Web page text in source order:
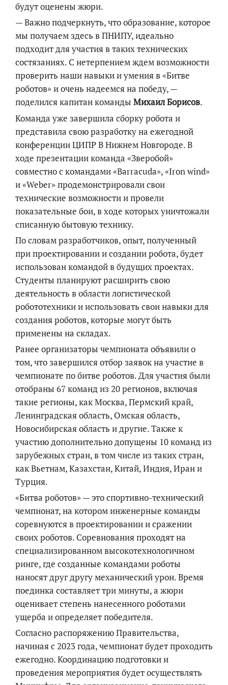
будут оценены жюри.
— Важно подчеркнуть, что образование, которое
мы получаем здесь в ПНИПУ, идеально
подходит для участия в таких технических
состязаниях. С нетерпением ждем возможности
проверить наши навыки и умения в «Битве
роботов» и очень надеемся на победу, —
поделился капитан команды Михаил Борисов.
Команда уже завершила сборку робота и
представила свою разработку на ежегодной
конференции ЦИПР В Нижнем Новгороде. В
ходе презентации команда «Зверобой»
совместно с командами «Barracuda», «Iron wind»
и «Weber» продемонстрировали свои
технические возможности и провели
показательные бои, в ходе которых уничтожали
списанную бытовую технику.
По словам разработчиков, опыт, полученный
при проектировании и создании робота, будет
использован командой в будущих проектах.
Студенты планируют расширить свою
деятельность в области логистической
робототехники и использовать свои навыки для
создания роботов, которые могут быть
применены на складах.
Ранее организаторы чемпионата объявили о
том, что завершился отбор заявок на участие в
чемпионате по битве роботов. Для участия были
отобраны 67 команд из 20 регионов, включая
такие регионы, как Москва, Пермский край,
Ленинградская область, Омская область,
Новосибирская область и другие. Также к
участию дополнительно допущены 10 команд из
зарубежных стран, в том числе из таких стран,
как Вьетнам, Казахстан, Китай, Индия, Иран и
Турция.
«Битва роботов» — это спортивно-технический
чемпионат, на котором инженерные команды
соревнуются в проектировании и сражении
своих роботов. Соревнования проходят на
специализированном высокотехнологичном
ринге, где созданные командами роботы
наносят друг другу механический урон. Время
поединка составляет три минуты, а жюри
оценивает степень нанесенного роботами
ущерба и определяет победителя.
Согласно распоряжению Правительства,
начиная с 2023 года, чемпионат будет проходить
ежегодно. Координацию подготовки и
проведения мероприятия будет осуществлять